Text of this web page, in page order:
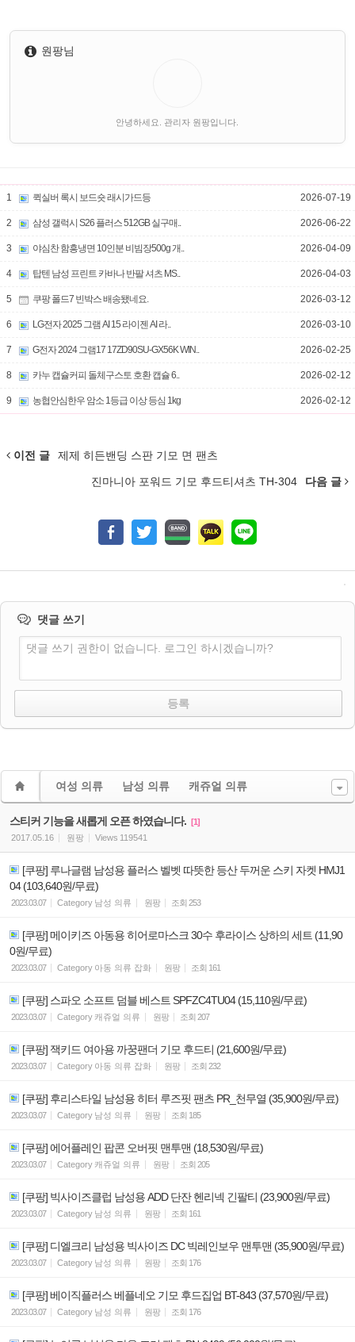
원팡님
안녕하세요. 관리자 원팡입니다.
1 퀵실버 록시 보드숏 래시가드등 2026-07-19
2 삼성 갤럭시 S26 플러스 512GB 실구매.. 2026-06-22
3 야심찬 함흥냉면 10인분 비빔장500g 개.. 2026-04-09
4 탑텐 남성 프린트 카바나 반팔 셔츠 MS.. 2026-04-03
5 쿠팡 폴드7 빈박스 배송됐네요. 2026-03-12
6 LG전자 2025 그램 AI 15 라이젠 AI 라.. 2026-03-10
7 G전자 2024 그램17 17ZD90SU-GX56K WIN.. 2026-02-25
8 카누 캡슐커피 돌체구스토 호환 캡슐 6.. 2026-02-12
9 농협안심한우 암소 1등급 이상 등심 1kg 2026-02-12
이전 글 제제 히든밴딩 스판 기모 면 팬츠
진마니아 포워드 기모 후드티셔츠 TH-304 다음 글
댓글 쓰기
댓글 쓰기 권한이 없습니다. 로그인 하시겠습니까?
여성 의류 남성 의류 캐쥬얼 의류
스티커 기능을 새롭게 오픈 하였습니다. [1]
2017.05.16
원팡 Views 119541
[쿠팡] 루나글램 남성용 플러스 벨벳 따뜻한 등산 두꺼운 스키 자켓 HMJ1
04 (103,640원/무료)
2023.03.07 Category 남성 의류 원팡 조회 253
[쿠팡] 메이키즈 아동용 히어로마스크 30수 후라이스 상하의 세트 (11,90
0원/무료)
2023.03.07 Category 아동 의류 잡화 원팡 조회 161
[쿠팡] 스파오 소프트 덤블 베스트 SPFZC4TU04 (15,110원/무료)
2023.03.07 Category 캐쥬얼 의류 원팡 조회 207
[쿠팡] 잭키드 여아용 까꿍팬더 기모 후드티 (21,600원/무료)
2023.03.07 Category 아동 의류 잡화 원팡 조회 232
[쿠팡] 후리스타일 남성용 히터 루즈핏 팬츠 PR_천무열 (35,900원/무료)
2023.03.07 Category 남성 의류 원팡 조회 185
[쿠팡] 에어플레인 팝콘 오버핏 맨투맨 (18,530원/무료)
2023.03.07 Category 캐쥬얼 의류 원팡 조회 205
[쿠팡] 빅사이즈클럽 남성용 ADD 단잔 헨리넥 긴팔티 (23,900원/무료)
2023.03.07 Category 남성 의류 원팡 조회 161
[쿠팡] 디엘크리 남성용 빅사이즈 DC 빅레인보우 맨투맨 (35,900원/무료)
2023.03.07 Category 남성 의류 원팡 조회 176
[쿠팡] 베이직플러스 베플네오 기모 후드집업 BT-843 (37,570원/무료)
2023.03.07 Category 남성 의류 원팡 조회 176